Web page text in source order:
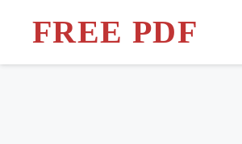
FREE PDF